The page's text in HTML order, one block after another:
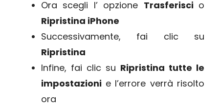
Ora scegli l’ opzione Trasferisci o
Ripristina iPhone
Successivamente, fai clic su
Ripristina
Infine, fai clic su Ripristina tutte le
impostazioni e l’errore verrà risolto
ora